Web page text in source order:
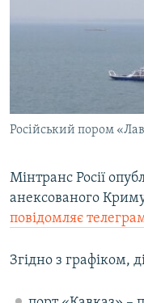
ВІДЕОУРОКИ «ELIFBE»
УКРАЇНСЬКА
Qırımtatar
Російський пором
Мінтранс Росії
анексованого
повідомляє
Згідно з графіком,